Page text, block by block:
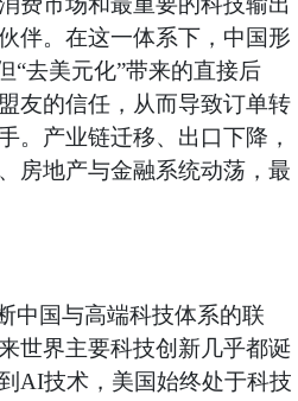
伴。在这一体系下，中国形
“去美元化”带来的直接后
友的信任，从而导致订单转
。产业链迁移、出口下降，
房地产与金融系统动荡，最
中国与高端科技体系的联
世界主要科技创新几乎都诞
AI技术，美国始终处于科技